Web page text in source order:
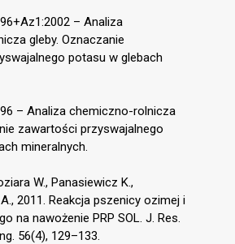
– Analiza
gleby. Oznaczanie
potasu w glebach
– Analiza chemiczno-rolnicza
zawartości przyswajalnego
mineralnych.
W., Panasiewicz K.,
2011. Reakcja pszenicy ozimej i
na nawożenie PRP SOL. J. Res.
56(4), 129–133.